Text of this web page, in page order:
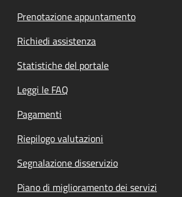
Prenotazione appuntamento
Richiedi assistenza
Statistiche del portale
Leggi le FAQ
Pagamenti
Riepilogo valutazioni
Segnalazione disservizio
Piano di miglioramento dei servizi